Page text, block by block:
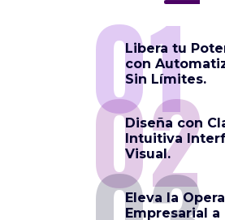
01
Libera tu
con
Sin Límites.
02
Diseña con
Intuitiva
Visual.
Eleva la
Empresarial a